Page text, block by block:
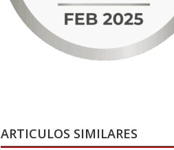
ARTICULOS SIMILARES